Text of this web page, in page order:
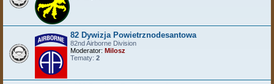
82 Dywizja Powietrznodesantowa
82nd Airborne Division
Moderator: Milosz
Tematy: 2